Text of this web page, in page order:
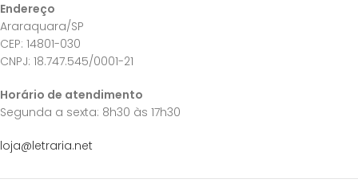
Endereço
Araraquara/SP
CEP: 14801-030
CNPJ: 18.747.545/0001-21
Horário de atendimento
Segunda a sexta: 8h30 às 17h30
loja@letraria.net